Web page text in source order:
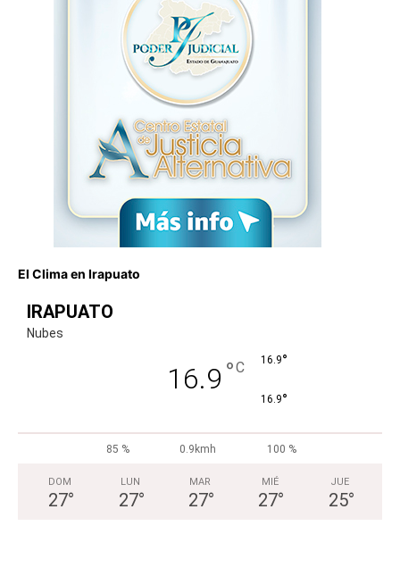
El Clima en Irapuato
IRAPUATO
Nubes
16.9 °C 16.9°
16.9°
85 % 0.9kmh 100 %
DOM
27°
LUN
27°
MAR
27°
MIÉ
27°
JUE
25°